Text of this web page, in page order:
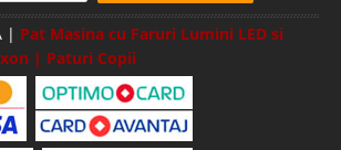
| Pat Masina cu Faruri Lumini LED si
| Paturi Copii